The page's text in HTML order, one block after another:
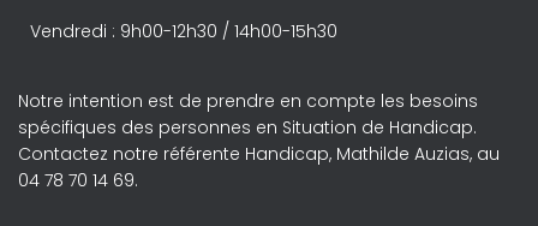
Vendredi : 9h00-12h30 / 14h00-15h30
Notre intention est de prendre en compte les besoins
spécifiques des personnes en Situation de Handicap.
Contactez notre référente Handicap, Mathilde Auzias, au
04 78 70 14 69.